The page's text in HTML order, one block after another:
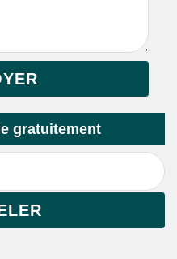
gratuitement